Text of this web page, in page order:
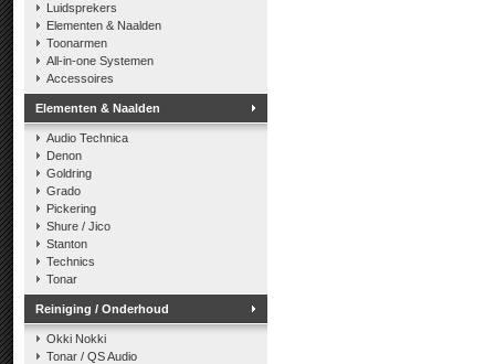
Luidsprekers
Elementen & Naalden
Toonarmen
All-in-one Systemen
Accessoires
Elementen & Naalden
Audio Technica
Denon
Goldring
Grado
Pickering
Shure / Jico
Stanton
Technics
Tonar
Reiniging / Onderhoud
Okki Nokki
Tonar / QS Audio